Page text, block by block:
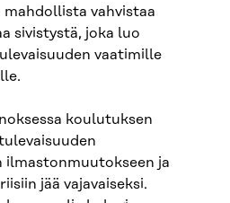
vahvistaa
sivistystä, joka luo
vaatimille
koulutuksen
ilmastonmuutokseen ja
jää vajavaiseksi.